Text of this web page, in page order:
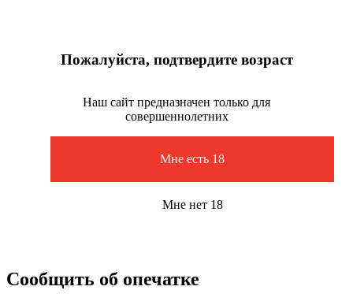
Пожалуйста, подтвердите возраст
Наш сайт предназначен только для
совершеннолетних
Мне есть 18
Мне нет 18
Сообщить об опечатке